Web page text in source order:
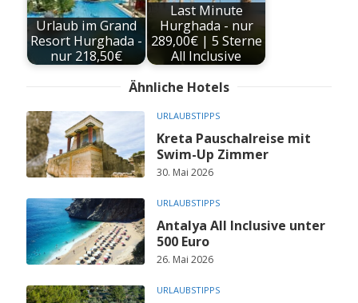
Urlaub im Grand
Resort Hurghada -
nur 218,50€
Last Minute
Hurghada - nur
289,00€ | 5 Sterne
All Inclusive
Ähnliche Hotels
URLAUBSTIPPS
Kreta Pauschalreise mit
Swim-Up Zimmer
30. Mai 2026
URLAUBSTIPPS
Antalya All Inclusive unter
500 Euro
26. Mai 2026
URLAUBSTIPPS